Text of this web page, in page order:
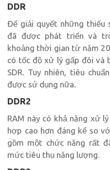
DDR
Để giải quyết những thiếu
đã được phát triển và
khoảng thời gian từ năm
có tốc độ xử lý gấp đôi và
SDR. Tuy nhiên, tiêu
được sử dụng nữa.
DDR2
RAM này có khả năng xử
hợp cao hơn đáng kể so
gồm một chức năng rất
mức tiêu thụ năng lượng.